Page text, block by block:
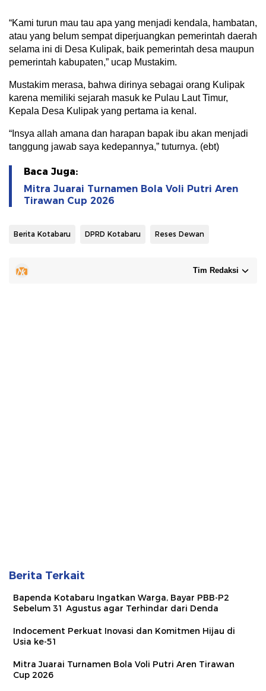
“Kami turun mau tau apa yang menjadi kendala, hambatan,
atau yang belum sempat diperjuangkan pemerintah daerah
selama ini di Desa Kulipak, baik pemerintah desa maupun
pemerintah kabupaten,” ucap Mustakim.
Mustakim merasa, bahwa dirinya sebagai orang Kulipak
karena memiliki sejarah masuk ke Pulau Laut Timur,
Kepala Desa Kulipak yang pertama ia kenal.
“Insya allah amana dan harapan bapak ibu akan menjadi
tanggung jawab saya kedepannya,” tuturnya. (ebt)
Baca Juga:
Mitra Juarai Turnamen Bola Voli Putri Aren
Tirawan Cup 2026
Berita Kotabaru DPRD Kotabaru Reses Dewan
Tim Redaksi
Berita Terkait
Bapenda Kotabaru Ingatkan Warga, Bayar PBB-P2
Sebelum 31 Agustus agar Terhindar dari Denda
Indocement Perkuat Inovasi dan Komitmen Hijau di
Usia ke-51
Mitra Juarai Turnamen Bola Voli Putri Aren Tirawan
Cup 2026